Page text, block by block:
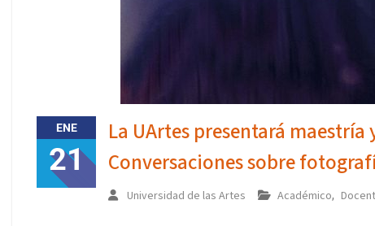
ENE
21
La UArtes presentará
Conversaciones sobre
Universidad de las Artes Académico,